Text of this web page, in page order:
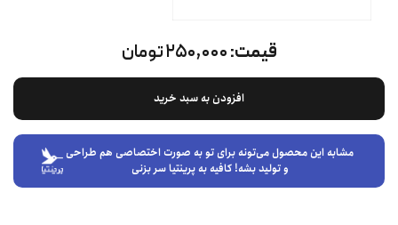
قیمت:۲۵۰,۰۰۰ تومان
افزودن به سبد خرید
مشابه این محصول می‌تونه برای تو به صورت اختصاصی هم طراحی
و تولید بشه! کافیه به پرینتیا سر بزنی